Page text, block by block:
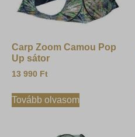
Carp Zoom Camou Pop
Up sátor
13 990 Ft
Tovább olvasom